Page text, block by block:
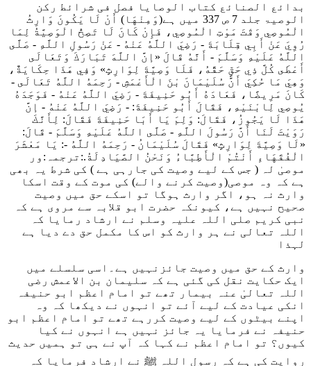
بدائع الصنائع کتاب الوصایا فصل فی شرائط رکن
الوصیۃ جلد 7 ص 337 میں ہے
(وَمِنْهَا) أَنْ لَا يَكُونَ وَارِثُ
الْمُوصِي وَقْتَ مَوْتِ الْمُوصِي، فَإِنْ كَانَ لَا تَصِحُّ الْوَصِيَّةُ لِمَا
رُوِيَ عَنْ أَبِي قِلَابَةَ - رَضِيَ اللَّهُ عَنْهُ - عَنْ رَسُولِ اللَّهِ - صَلَّى
اللَّهُ عَلَيْهِ وَسَلَّمَ - أَنَّهُ قَالَ «إنَّ اللَّهَ تَبَارَكَ وَتَعَالَى
أَعْطَى كُلَّ ذِي حَقٍّ حَقَّهُ، فَلَا وَصِيَّةَ لِوَارِثٍ» وَفِي هَذَا حِكَايَةٌ،
وَهِيَ مَا حُكِيَ أَنَّ سُلَيْمَانَ بْنَ الْأَعْمَشِ - رَحِمَهُ اللَّهُ تَعَالَى -
كَانَ مَرِيضًا، فَعَادَهُ أَبُو حَنِيفَةَ - رَضِيَ اللَّهُ عَنْهُ - فَوَجَدَهُ
يُوصِي لِابْنَيْهِ، فَقَالَ أَبُو حَنِيفَةَ: - رَضِيَ اللَّهُ عَنْهُ - إنَّ
هَذَا لَا يَجُوزُ، فَقَالَ: وَلِمَ يَا أَبَا حَنِيفَةَ فَقَالَ: لِأَنَّكَ
رَوَيْتَ لَنَا أَنَّ رَسُولَ اللَّهِ - صَلَّى اللَّهُ عَلَيْهِ وَسَلَّمَ - قَالَ:
«لَا وَصِيَّةَ لِوَارِثٍ» فَقَالَ سُلَيْمَانُ - رَحِمَهُ اللَّهُ -: يَا مَعْشَرَ
الْفُقَهَاءِ أَنْتُمْ الْأَطِبَّاءُ وَنَحْنُ الصَّيَادِلَةُ.: ترجمہ:ور
موصیٰ لہ ( جس کے لیے وصیت کی جارہی ہے ) کی شرط یہ بھی
ہے کہ وہ موصی(وصیت کرنے والے) کی موت کے وقت اسکا
وارث نہ ہو، اگر وارث ہوگا تو اسکے حق میں وصیت
صحیح نہیں ہے، کیونکہ حضرت ابو قلابہ سے مروی ہے کہ
نبی کریم صلی اللہ علیہ وسلم نے ارشاد رمایا کہ
اللہ تعالی نے ہر وارث کو اس کا مکمل حق دے دیا ہے
لہذا
وارث کے حق میں وصیت جائزنہیں ہے۔اسی سلسلے میں
ایک حکایت نقل کی گئی ہے کہ سلیمان بن الاعمش رضی
اللہ تعالیٰ عنہ بیمار تھے تو امام اعظم ابو حنیفہ
انکی عیادت کے لیے آئے تو انہوں نے دیکھا کہ وہ
اپنے بیٹوں کے لیے وصیت کررہے تھے تو امام اعظم ابو
حنیفہ نے فرمایا یہ جائز نہیں ہے انہوں نے کیا
کیوں؟ تو امام اعظم نے کہا کہ آپ نے ہی تو ہمیں حدیث
روایت کی ہے کہ رسول اللہ ﷺ نے ارشاد فرمایا کہ